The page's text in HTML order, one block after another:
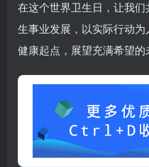
在这个世界卫生日，让我
生事业发展，以实际行动
健康起点，展望充满希望的